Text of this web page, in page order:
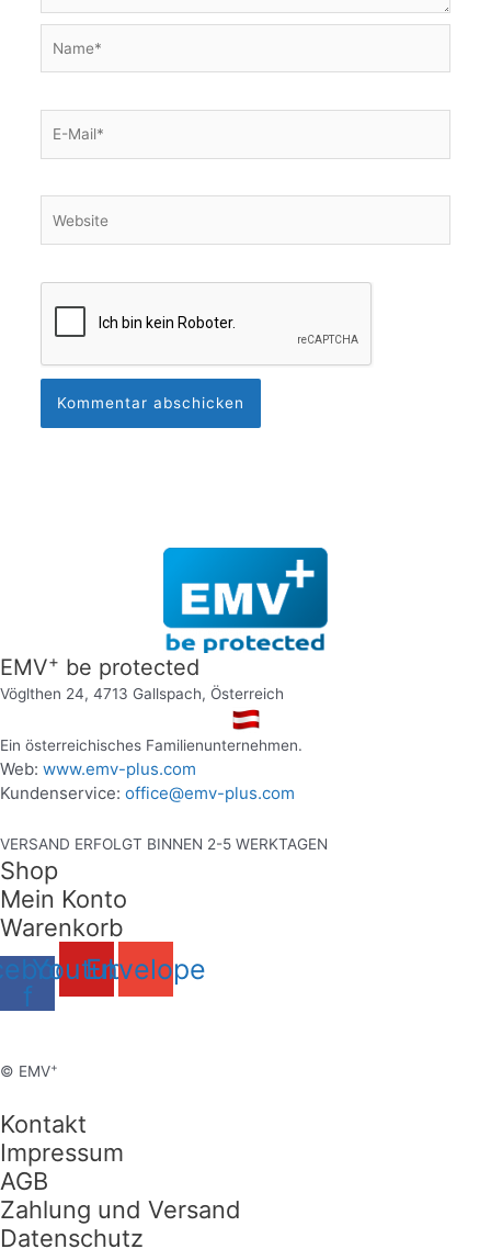
Mail*
EMV+ be protected
Vöglthen 24, 4713 Gallspach, Österreich
Ein österreichisches Familienunternehmen.
Web: www.emv-plus.com
Kundenservice: office@emv-plus.com
VERSAND ERFOLGT BINNEN 2-5 WERKTAGEN
Shop
Mein Konto
Warenkorb
f
YoutubeEnvelope
© EMV+
Kontakt
Impressum
AGB
Zahlung und Versand
Datenschutz